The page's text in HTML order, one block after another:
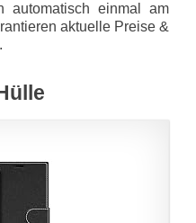
automatisch einmal am
aktuelle Preise &